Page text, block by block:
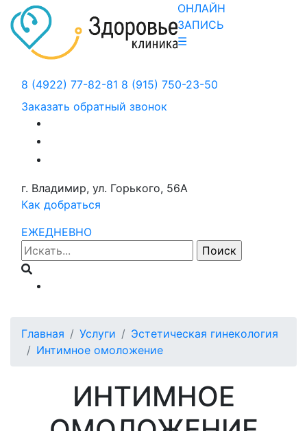
ОНЛАЙН
ЗАПИСЬ
☰
8 (4922) 77-82-81 8 (915) 750-23-50
Заказать обратный звонок
г. Владимир, ул. Горького, 56А
Как добраться
ЕЖЕДНЕВНО
Главная Услуги
Эстетическая гинекология
Интимное омоложение
ИНТИМНОЕ